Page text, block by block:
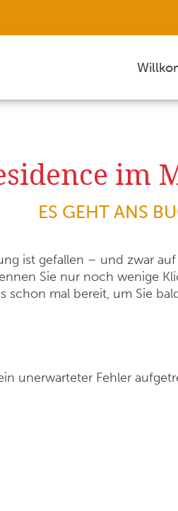
im
ES GEHT ANS
ist gefallen – und zwar
Sie nur noch wenige
schon mal bereit, um Sie
unerwarteter Fehler